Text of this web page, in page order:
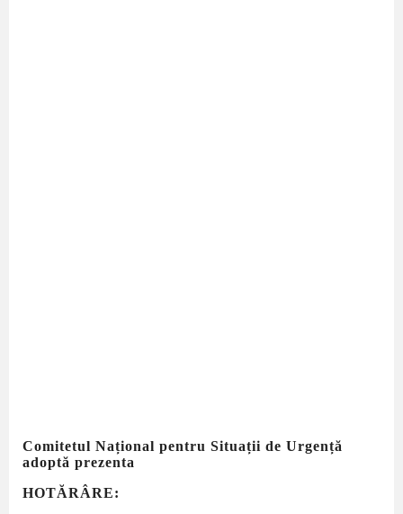
Comitetul Național pentru Situații de Urgență
adoptă prezenta
HOTĂRÂRE: